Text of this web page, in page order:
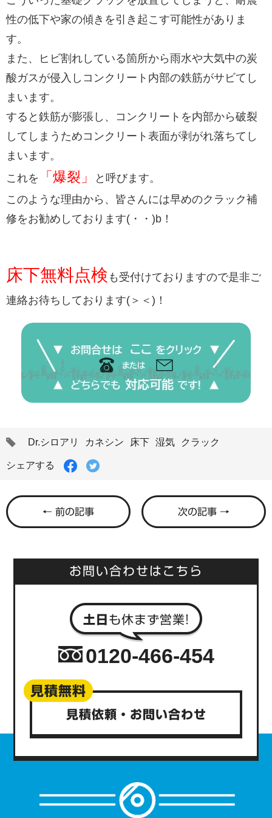
性の低下や家の傾きを引き起こす可能性がありま
す。
また、ヒビ割れしている箇所から雨水や大気中の炭
酸ガスが侵入しコンクリート内部の鉄筋がサビてし
まいます。
すると鉄筋が膨張し、コンクリートを内部から破裂
してしまうためコンクリート表面が剥がれ落ちてし
まいます。
これを
「爆裂」
と呼びます。
このような理由から、皆さんには早めのクラック補
修をお勧めしております(・・)b！
床下無料点検 も受付けておりますので是非ご
連絡お待ちしております(＞＜)！
タ
Dr.シロアリ カネシン 床下 湿気 クラック
シェアする
Facebook
ェ
ア
る
Twitter
ェ
る
← 前の記事 次の記事 →
お問い合わせはこちら
0120-466-454
見積無料
見積依頼・お問い合わせ